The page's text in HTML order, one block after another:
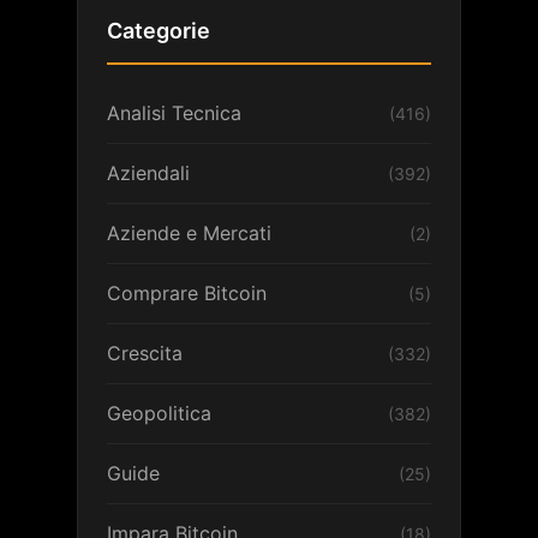
Categorie
Analisi Tecnica (416)
Aziendali (392)
Aziende e Mercati (2)
Comprare Bitcoin (5)
Crescita (332)
Geopolitica (382)
Guide (25)
Impara Bitcoin (18)